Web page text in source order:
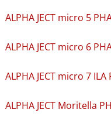
ALPHA JECT micro 5
ALPHA JECT micro 6
ALPHA JECT micro 7 ILA
ALPHA JECT Moritella